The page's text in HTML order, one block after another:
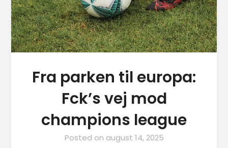
Fra parken til europa:
Fck’s vej mod
champions league
Posted on august 14, 2025